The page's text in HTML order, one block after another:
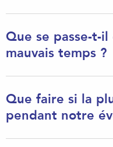
Que se passe-t-il
mauvais temps ?
Que faire si la
pendant notre